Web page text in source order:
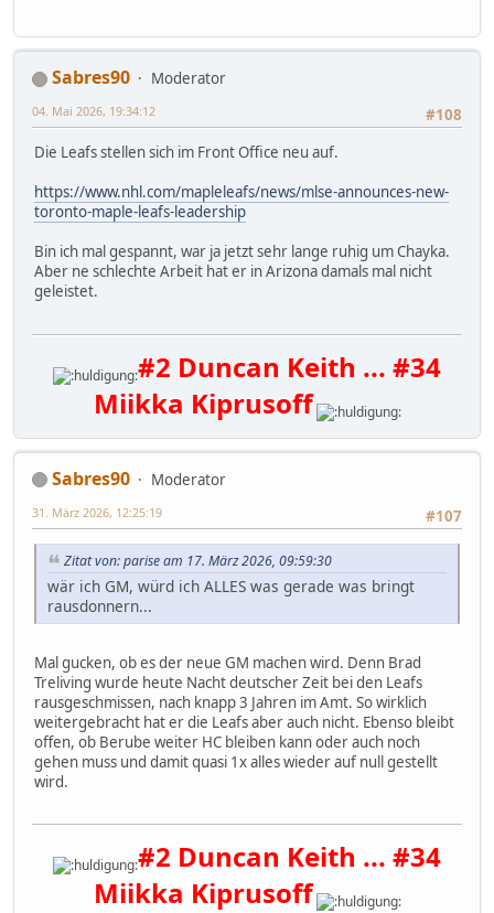
Sabres90
Moderator
#108
04. Mai 2026, 19:34:12
Die Leafs stellen sich im Front Office neu auf.
https://www.nhl.com/mapleleafs/news/mlse-announces-new-
toronto-maple-leafs-leadership
Bin ich mal gespannt, war ja jetzt sehr lange ruhig um Chayka.
Aber ne schlechte Arbeit hat er in Arizona damals mal nicht
geleistet.
#2 Duncan Keith ... #34
Miikka Kiprusoff
Sabres90
Moderator
#107
31. März 2026, 12:25:19
Zitat von: parise am 17. März 2026, 09:59:30
wär ich GM, würd ich ALLES was gerade was bringt
rausdonnern...
Mal gucken, ob es der neue GM machen wird. Denn Brad
Treliving wurde heute Nacht deutscher Zeit bei den Leafs
rausgeschmissen, nach knapp 3 Jahren im Amt. So wirklich
weitergebracht hat er die Leafs aber auch nicht. Ebenso bleibt
offen, ob Berube weiter HC bleiben kann oder auch noch
gehen muss und damit quasi 1x alles wieder auf null gestellt
wird.
#2 Duncan Keith ... #34
Miikka Kiprusoff